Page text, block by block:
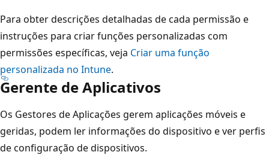
Para obter descrições detalhadas de cada permissão e
instruções para criar funções personalizadas com
permissões específicas, veja Criar uma função
personalizada no Intune.
Gerente de Aplicativos
Os Gestores de Aplicações gerem aplicações móveis e
geridas, podem ler informações do dispositivo e ver perfis
de configuração de dispositivos.